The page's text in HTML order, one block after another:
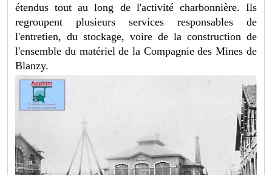
étendus tout au long de l'activité charbonnière. Ils
regroupent plusieurs services responsables de
l'entretien, du stockage, voire de la construction de
l'ensemble du matériel de la Compagnie des Mines de
Blanzy.